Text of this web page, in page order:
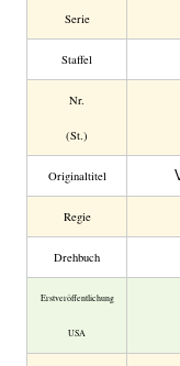
Serie
Staffel
Nr.
(St.)
Original­titel
Regie
Drehbuch
Erst­veröffent­lichung
USA